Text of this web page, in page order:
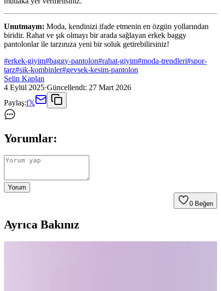
Unutmayın: Moda, kendinizi ifade etmenin en özgün yollarından
biridir. Rahat ve şık olmayı bir arada sağlayan erkek baggy
pantolonlar ile tarzınıza yeni bir soluk getirebilirsiniz!
#erkek-giyim#baggy-pantolon#rahat-giyim#moda-trendleri#spor-
tarz#sik-kombinler#gevsek-kesim-pantolon
Selin Kaplan
4 Eylül 2025·Güncellendi: 27 Mart 2026
Paylaş:f𝕏
Yorumlar:
Yorum
0 Beğen
Ayrıca Bakınız